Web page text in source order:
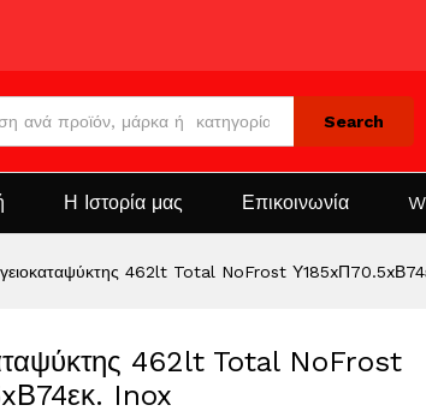
Search
Η Ιστορία μας Επικοινωνία
462lt Total NoFrost
462lt Total NoFrost
Inox